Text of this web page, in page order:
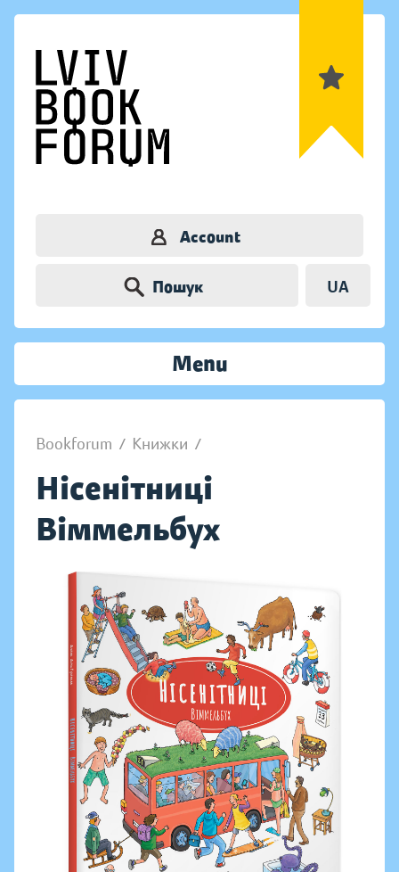
Account
Пошук UA
Menu
Bookforum / Книжки /
Нісенітниці
Віммельбух